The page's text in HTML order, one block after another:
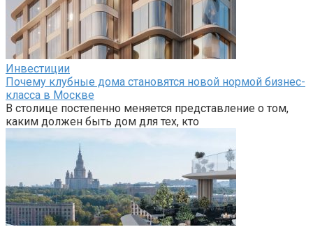
Инвестиции
Почему клубные дома становятся новой нормой бизнес-
класса в Москве
В столице постепенно меняется представление о том,
каким должен быть дом для тех, кто